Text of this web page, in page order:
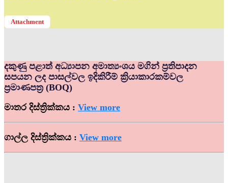
Attachment
දකුණු පළාත් අධ්‍යාපන අමාත්‍යංශය මගින් ප්‍රතිපාදන
සපයන ලද පාසල්වල ඉදිකිරීම් ක්‍රියාකාරකම්වල
ප්‍රමාණපත්‍ර (BOQ)
මාතර දිස්ත්‍රික්කය : View more
ගාල්ල දිස්ත්‍රික්කය : View more